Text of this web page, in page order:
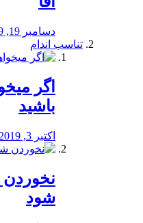
دسامبر 19, 2019
تناسب اندام
اگر
باشید
اکتبر 3, 2019
‌شود